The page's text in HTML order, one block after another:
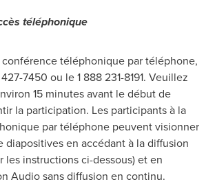
téléphonique
conférence téléphonique par téléphone,
7450 ou le 1 888 231-8191. Veuillez
15 minutes avant le début de
la participation. Les participants à la
par téléphone peuvent visionner
diapositives en accédant à la diffusion
les instructions ci-dessous) et en
Audio sans diffusion en continu.